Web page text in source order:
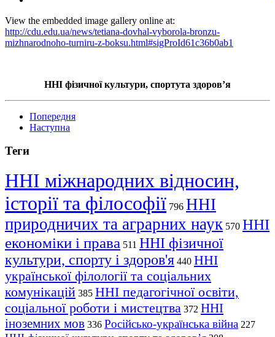
View the embedded image gallery online at:
http://cdu.edu.ua/news/tetiana-dovhal-vyborola-bronzu-
mizhnarodnoho-turniru-z-boksu.html#sigProId61c36b0ab1
ННІ фізичної культури, спортута здоров’я
Попередня
Наступна
Теги
ННІ міжнародних відносин,
історії та філософії 796 ННІ
природничих та аграрних наук 570 ННІ
економіки і права 511 ННІ фізичної
культури, спорту і здоров'я 440 ННІ
української філології та соціальних
комунікацій 385 ННІ педагогічної освіти,
соціальної роботи і мистецтва 372 ННІ
іноземних мов 336 Російсько-українська війна 227